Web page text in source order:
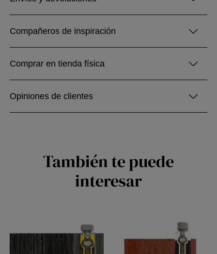
Compañeros de inspiración
Comprar en tienda física
Opiniones de clientes
También te puede
interesar